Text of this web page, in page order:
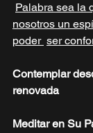
Palabra sea la
nosotros un
poder ser
Contemplar
renovada
Meditar en Su